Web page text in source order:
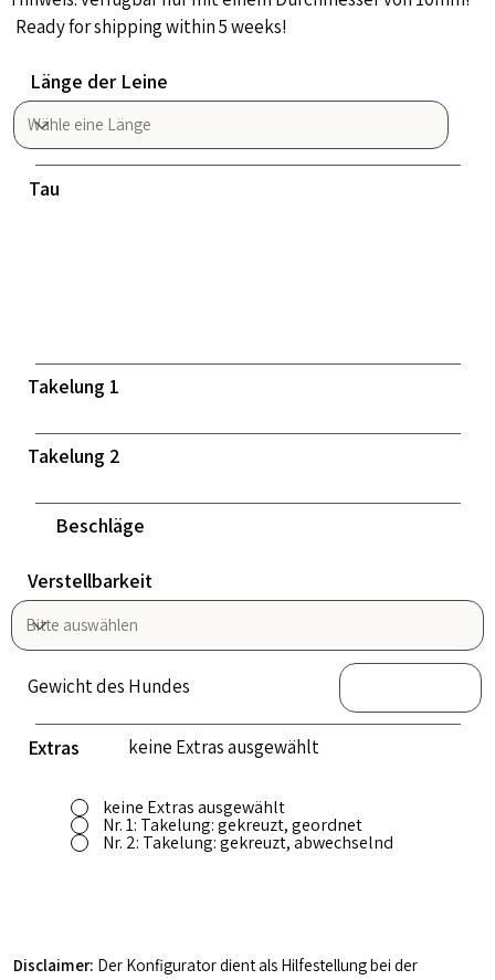
Ready for shipping within 5 weeks!
Länge der Leine
Tau
Takelung 1
Takelung 2
Beschläge
Verstellbarkeit
Gewicht des Hundes
keine Extras ausgewählt
Extras
keine Extras ausgewählt
Nr. 1: Takelung: gekreuzt, geordnet
Nr. 2: Takelung: gekreuzt, abwechselnd
Disclaimer: Der Konfigurator dient als Hilfestellung bei der